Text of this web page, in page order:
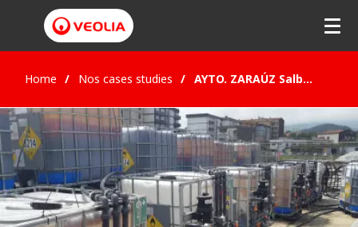
Home Nos cases studies AYTO. ZARAÚZ Salberdín, Guipúzcoa (Spain) - BEFR